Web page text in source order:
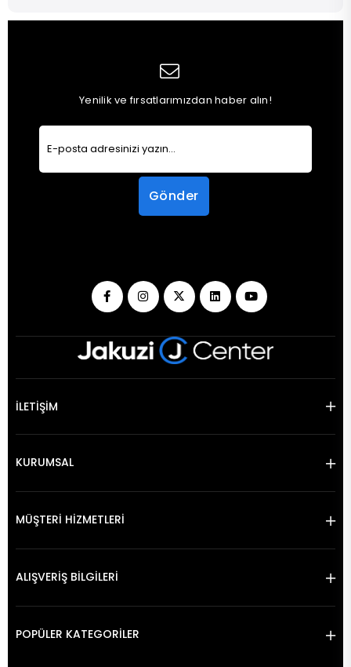
Yenilik ve fırsatlarımızdan haber alın!
Gönder
İLETİŞİM
KURUMSAL
MÜŞTERİ HİZMETLERİ
ALIŞVERİŞ BİLGİLERİ
POPÜLER KATEGORİLER